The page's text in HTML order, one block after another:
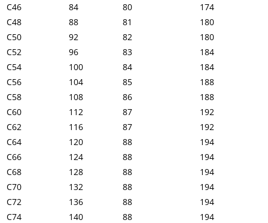
C46
84 80
174
C48
88 81
180
C50
92 82
180
C52
96 83
184
C54
100 84
184
C56
104 85
188
C58
108 86
188
C60
112 87
192
C62
116 87
192
C64
120 88
194
C66
124 88
194
C68
128 88
194
C70
132 88
194
C72
136 88
194
C74
140 88
194